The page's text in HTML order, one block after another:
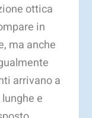
ottica
in
ma anche
arrivano a
e